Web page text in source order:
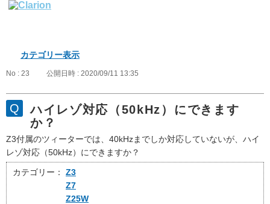
カテゴリー表示
No : 23 公開日時 : 2020/09/11 13:35
ハイレゾ対応（50kHz）にできます
か？
Z3付属のツィーターでは、40kHzまでしか対応していないが、ハイ
レゾ対応（50kHz）にできますか？
カテゴリー：
Z3
Z7
Z25W